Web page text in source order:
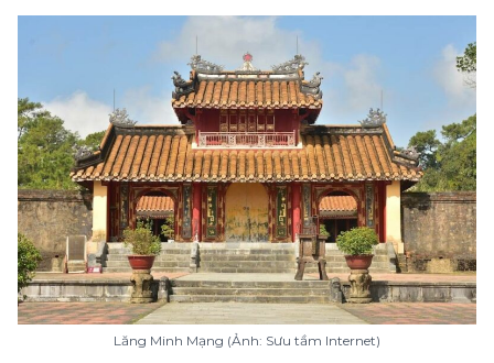
Lăng Minh Mạng (Ảnh: Sưu tầm Internet)